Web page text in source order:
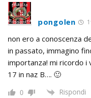
pongolen
non ero a conoscenza
in passato, immagino
importanza! mi ricordo i
17 in naz B…. 🙂
0 Rispondi